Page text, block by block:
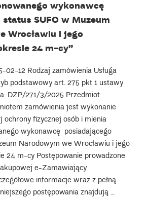
wykonawcę
SUFO w Muzeum
Wrocławiu i jego
24 m-cy”
02-12 Rodzaj zamówienia Usługa
podstawowy art. 275 pkt 1 ustawy
DZP/271/3/2025 Przedmiot
zamówienia jest wykonanie
ochrony fizycznej osób i mienia
wykonawcę posiadającego
Narodowym we Wrocławiu i jego
24 m-cy Postępowanie prowadzone
e-Zamawiający
informacje wraz z pełną
postępowania znajdują …